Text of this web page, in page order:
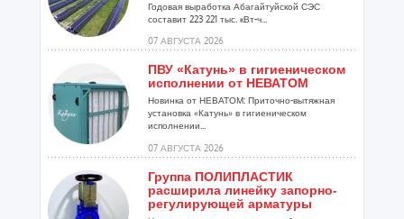
Годовая выработка Абагайтуйской СЭС
составит 223 221 тыс. кВт-ч...
07 АВГУСТА 2026
ПВУ «Катунь» в гигиеническом
исполнении от НЕВАТОМ
Новинка от НЕВАТОМ: Приточно-вытяжная
установка «Катунь» в гигиеническом
исполнении...
07 АВГУСТА 2026
Группа ПОЛИПЛАСТИК
расширила линейку запорно-
регулирующей арматуры